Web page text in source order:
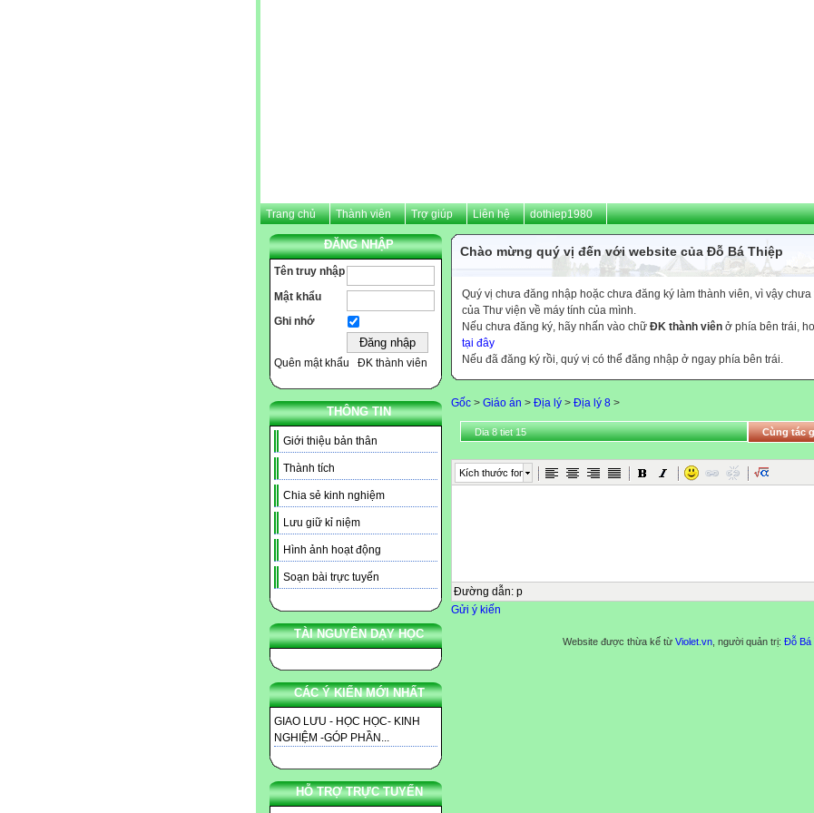
Trang chủ Thành viên Trợ giúp Liên hệ dothiep1980
ĐĂNG NHẬP
Tên truy nhập
Mật khẩu
Ghi nhớ
Quên mật khẩu ĐK thành viên
THÔNG TIN
Giới thiệu bản thân
Thành tích
Chia sẻ kinh nghiệm
Lưu giữ kỉ niệm
Hình ảnh hoạt động
Soạn bài trực tuyến
TÀI NGUYÊN DẠY HỌC
CÁC Ý KIẾN MỚI NHẤT
GIAO LƯU - HỌC HỌC- KINH
NGHIỆM -GÓP PHẦN...
HỖ TRỢ TRỰC TUYẾN
Chào mừng quý vị đến với website của Đỗ Bá Thiệp
Quý vị chưa đăng nhập hoặc chưa đăng ký làm thành viên, vì vậy
của Thư viện về máy tính của mình.
Nếu chưa đăng ký, hãy nhấn vào chữ ĐK thành viên ở phía bên trái,
tại đây
Nếu đã đăng ký rồi, quý vị có thể đăng nhập ở ngay phía bên trái.
Gốc > Giáo án > Địa lý > Địa lý 8 >
Dia 8 tiet 15 Cùng tác
Kích thước font
Đường dẫn: p
Gửi ý kiến
Website được thừa kế từ Violet.vn , người quản trị: Đỗ Bá